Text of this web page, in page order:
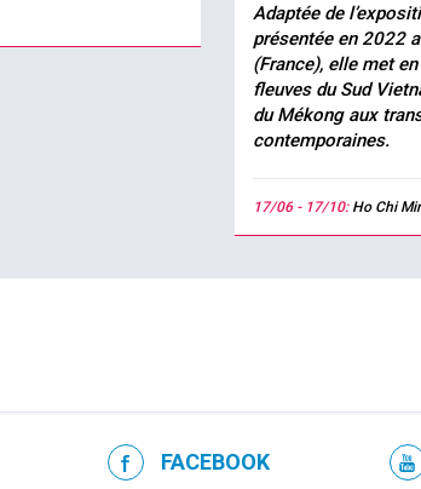
Adaptée de
présentée en 2022
(France), elle met
fleuves du Sud
du Mékong aux
contemporaines.
17/06 - 17/10: Ho Chi
FACEBOOK